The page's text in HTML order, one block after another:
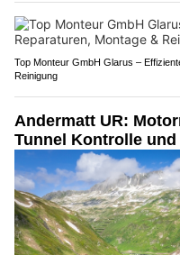
Top Monteur GmbH Glarus –
Reinigung
Andermatt UR:
Tunnel Kontrolle